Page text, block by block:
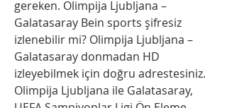
gereken. Olimpija Ljubljana –
Galatasaray Bein sports şifresiz
izlenebilir mi? Olimpija Ljubljana –
Galatasaray donmadan HD
izleyebilmek için doğru adrestesiniz.
Olimpija Ljubljana ile Galatasaray,